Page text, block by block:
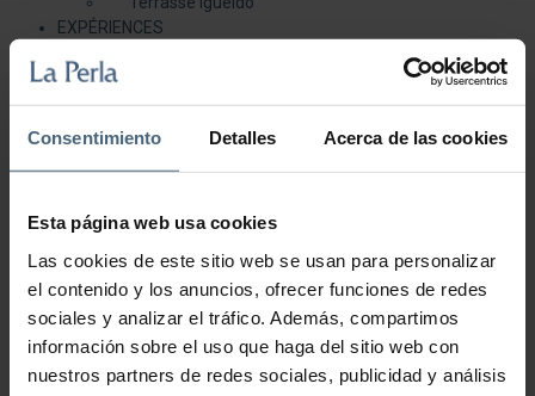
Consentimiento Detalles Acerca de las cookies
Esta página web usa cookies
Las cookies de este sitio web se usan para personalizar
el contenido y los anuncios, ofrecer funciones de redes
sociales y analizar el tráfico. Además, compartimos
información sobre el uso que haga del sitio web con
nuestros partners de redes sociales, publicidad y análisis
EXPÉRIENCES
Expériences de Beauté
Expériences Delicatessen
Blog
Mon compte
Se connecter